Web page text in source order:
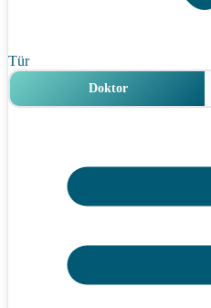
Tür
Doktor